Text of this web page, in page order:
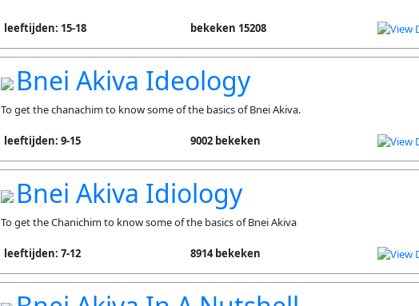
leeftijden: 15-18 15208 bekeken
Bnei Akiva Ideology
To get the chanachim to know some of the basics of Bnei Akiva.
leeftijden: 9-15 9002 bekeken
Bnei Akiva Idiology
To get the Chanichim to know some of the basics of Bnei Akiva
leeftijden: 7-12 8914 bekeken